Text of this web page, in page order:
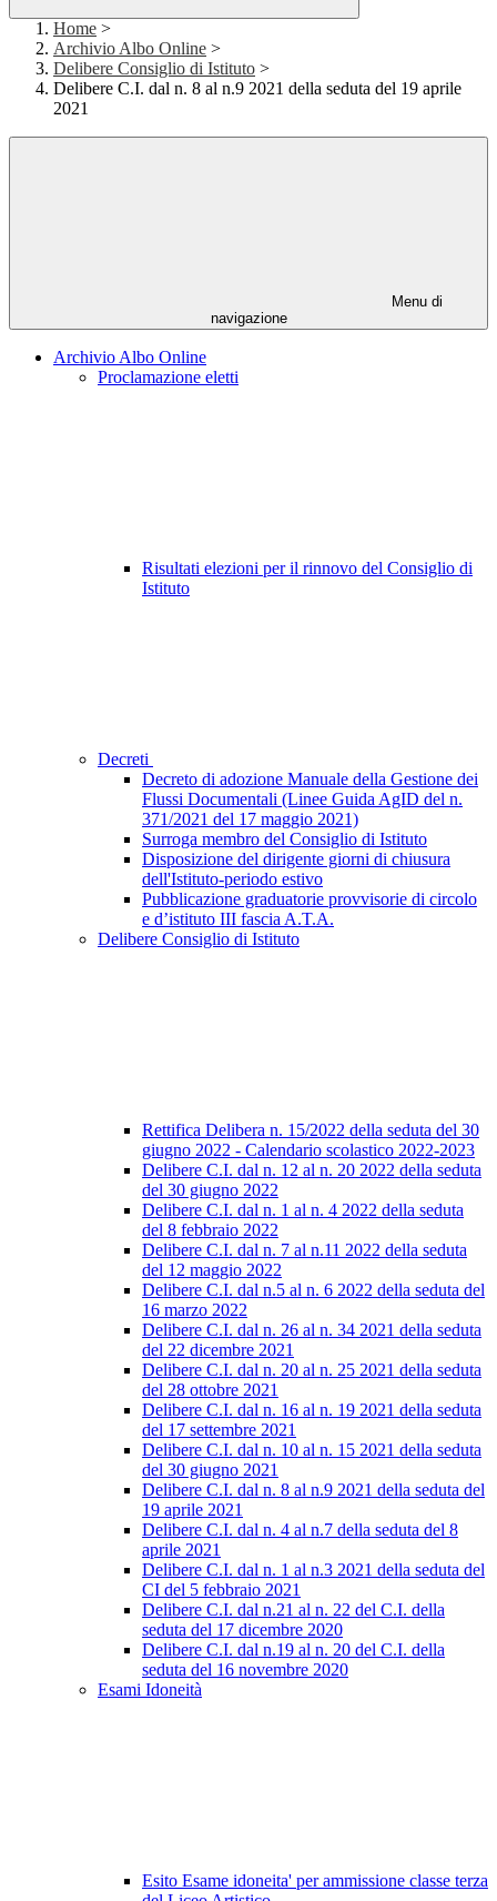
Home >
Archivio Albo Online >
Delibere Consiglio di Istituto >
Delibere C.I. dal n. 8 al n.9 2021 della seduta del 19 aprile
2021
Menu di
navigazione
Archivio Albo Online
Proclamazione eletti
Risultati elezioni per il rinnovo del Consiglio di
Istituto
Decreti
Decreto di adozione Manuale della Gestione dei
Flussi Documentali (Linee Guida AgID del n.
371/2021 del 17 maggio 2021)
Surroga membro del Consiglio di Istituto
Disposizione del dirigente giorni di chiusura
dell'Istituto-periodo estivo
Pubblicazione graduatorie provvisorie di circolo
e d’istituto III fascia A.T.A.
Delibere Consiglio di Istituto
Rettifica Delibera n. 15/2022 della seduta del 30
giugno 2022 - Calendario scolastico 2022-2023
Delibere C.I. dal n. 12 al n. 20 2022 della seduta
del 30 giugno 2022
Delibere C.I. dal n. 1 al n. 4 2022 della seduta
del 8 febbraio 2022
Delibere C.I. dal n. 7 al n.11 2022 della seduta
del 12 maggio 2022
Delibere C.I. dal n.5 al n. 6 2022 della seduta del
16 marzo 2022
Delibere C.I. dal n. 26 al n. 34 2021 della seduta
del 22 dicembre 2021
Delibere C.I. dal n. 20 al n. 25 2021 della seduta
del 28 ottobre 2021
Delibere C.I. dal n. 16 al n. 19 2021 della seduta
del 17 settembre 2021
Delibere C.I. dal n. 10 al n. 15 2021 della seduta
del 30 giugno 2021
Delibere C.I. dal n. 8 al n.9 2021 della seduta del
19 aprile 2021
Delibere C.I. dal n. 4 al n.7 della seduta del 8
aprile 2021
Delibere C.I. dal n. 1 al n.3 2021 della seduta del
CI del 5 febbraio 2021
Delibere C.I. dal n.21 al n. 22 del C.I. della
seduta del 17 dicembre 2020
Delibere C.I. dal n.19 al n. 20 del C.I. della
seduta del 16 novembre 2020
Esami Idoneità
Esito Esame idoneita' per ammissione classe terza